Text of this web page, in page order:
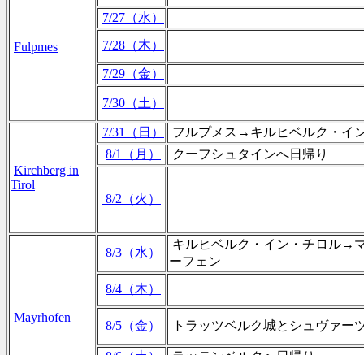
Fulpmes
7/27（水）
7/28（木）
7/29（金）
7/30（土）
Kirchberg in
Tirol
7/31（日）
フルプメス→キルヒベルク・イ
8/1（月）
クーフシュタインへ日帰り
8/2（火）
Mayrhofen
8/3（水）
キルヒベルク・イン・チロル→
ーフェン
8/4（木）
8/5（金） トラッツベルク城とシュヴァー